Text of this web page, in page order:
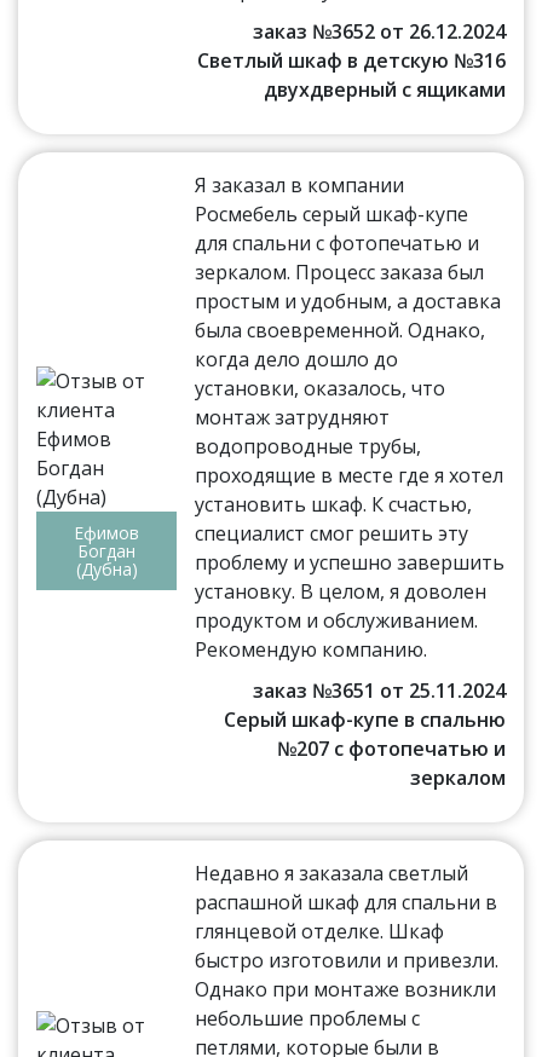
заказ №3652 от 26.12.2024
Светлый шкаф в детскую №316
двухдверный с ящиками
Ефимов
Богдан
(Дубна)
Я заказал в компании
Росмебель серый шкаф-купе
для спальни с фотопечатью и
зеркалом. Процесс заказа был
простым и удобным, а доставка
была своевременной. Однако,
когда дело дошло до
установки, оказалось, что
монтаж затрудняют
водопроводные трубы,
проходящие в месте где я хотел
установить шкаф. К счастью,
специалист смог решить эту
проблему и успешно завершить
установку. В целом, я доволен
продуктом и обслуживанием.
Рекомендую компанию.
заказ №3651 от 25.11.2024
Серый шкаф-купе в спальню
№207 с фотопечатью и
зеркалом
Недавно я заказала светлый
распашной шкаф для спальни в
глянцевой отделке. Шкаф
быстро изготовили и привезли.
Однако при монтаже возникли
небольшие проблемы с
петлями, которые были в